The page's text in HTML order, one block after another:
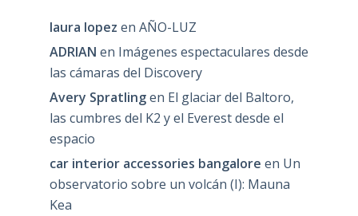
laura lopez en AÑO-LUZ
ADRIAN en Imágenes espectaculares desde
las cámaras del Discovery
Avery Spratlingen El glaciar del Baltoro,
las cumbres del K2 y el Everest desde el
espacio
car interior accessories bangalore en Un
observatorio sobre un volcán (I): Mauna
Kea